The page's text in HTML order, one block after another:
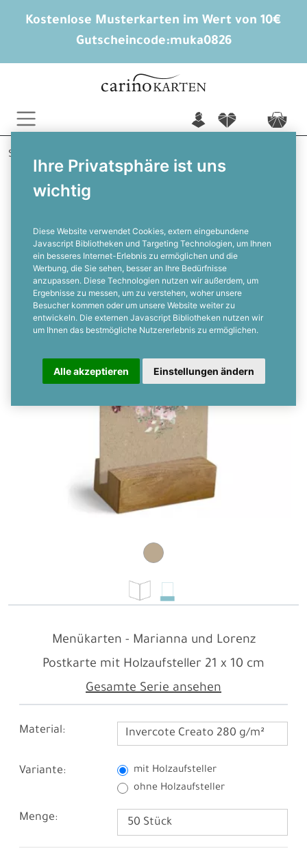
Kostenlose Musterkarten im Wert von 10€
Gutscheincode:muka0826
Ihre Privatsphäre ist uns
wichtig
Diese Website verwendet Cookies, extern eingebundene
Javascript Bibliotheken und Targeting Technologien, um Ihnen
ein besseres Internet-Erlebnis zu ermöglichen und die
Werbung, die Sie sehen, besser an Ihre Bedürfnisse
anzupassen. Diese Technologien nutzen wir außerdem, um
Ergebnisse zu messen, um zu verstehen, woher unsere
Besucher kommen oder um unsere Website weiter zu
entwickeln. Die externen Javascript Bibliotheken nutzen wir
um Ihnen das bestmögliche Nutzererlebnis zu ermöglichen.
Alle akzeptieren Einstellungen ändern
n f c
Startseite
Menükarten Hochzeit
Marianna und Lorenz
Menuekarte zur Landhochzeit mit
Menükarten - Marianna und Lorenz
Gesamte Serie ansehen
Postkarte mit Holzaufsteller 21 x 10 cm
Material: Invercote Creato 280 g/m²
Variante:
mit Holzaufsteller
ohne Holzaufsteller
Menge: